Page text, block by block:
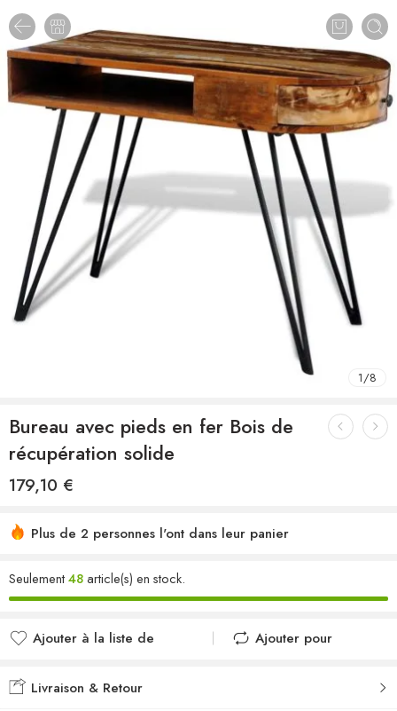
1/8
Bureau avec pieds en fer Bois de
récupération solide
179,10 €
Plus de 2 personnes l'ont dans leur panier
Seulement48article(s) en stock.
Ajouter à la liste de
Ajouté à la liste de
Ajouter pour
Livraison & Retour